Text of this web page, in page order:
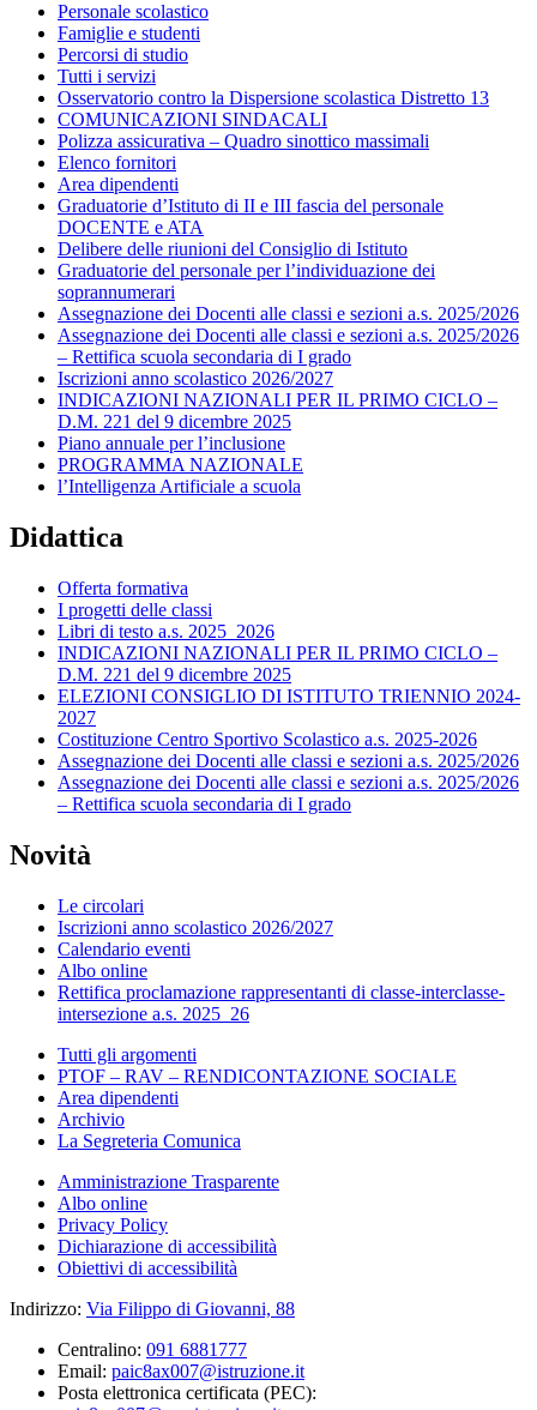
Personale scolastico
Famiglie e studenti
Percorsi di studio
Tutti i servizi
Osservatorio contro la Dispersione scolastica Distretto 13
COMUNICAZIONI SINDACALI
Polizza assicurativa – Quadro sinottico massimali
Elenco fornitori
Area dipendenti
Graduatorie d’Istituto di II e III fascia del personale
DOCENTE e ATA
Delibere delle riunioni del Consiglio di Istituto
Graduatorie del personale per l’individuazione dei
soprannumerari
Assegnazione dei Docenti alle classi e sezioni a.s. 2025/2026
Assegnazione dei Docenti alle classi e sezioni a.s. 2025/2026
– Rettifica scuola secondaria di I grado
Iscrizioni anno scolastico 2026/2027
INDICAZIONI NAZIONALI PER IL PRIMO CICLO –
D.M. 221 del 9 dicembre 2025
Piano annuale per l’inclusione
PROGRAMMA NAZIONALE
l’Intelligenza Artificiale a scuola
Didattica
Offerta formativa
I progetti delle classi
Libri di testo a.s. 2025_2026
INDICAZIONI NAZIONALI PER IL PRIMO CICLO –
D.M. 221 del 9 dicembre 2025
ELEZIONI CONSIGLIO DI ISTITUTO TRIENNIO 2024-
2027
Costituzione Centro Sportivo Scolastico a.s. 2025-2026
Assegnazione dei Docenti alle classi e sezioni a.s. 2025/2026
Assegnazione dei Docenti alle classi e sezioni a.s. 2025/2026
– Rettifica scuola secondaria di I grado
Novità
Le circolari
Iscrizioni anno scolastico 2026/2027
Calendario eventi
Albo online
Rettifica proclamazione rappresentanti di classe-interclasse-
intersezione a.s. 2025_26
Tutti gli argomenti
PTOF – RAV – RENDICONTAZIONE SOCIALE
Area dipendenti
Archivio
La Segreteria Comunica
Amministrazione Trasparente
Albo online
Privacy Policy
Dichiarazione di accessibilità
Obiettivi di accessibilità
Indirizzo: Via Filippo di Giovanni, 88
Centralino: 091 6881777
Email: paic8ax007@istruzione.it
Posta elettronica certificata (PEC):